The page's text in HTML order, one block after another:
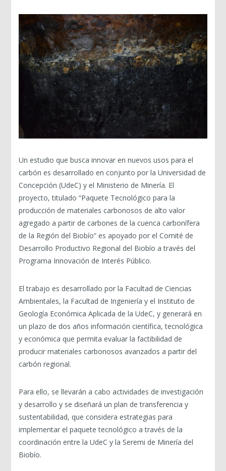
Un estudio que busca innovar en nuevos usos para el
carbón es desarrollado en conjunto por la Universidad de
Concepción (UdeC) y el Ministerio de Minería. El
proyecto, titulado “Paquete Tecnológico para la
producción de materiales carbonosos de alto valor
agregado a partir de carbones de la cuenca carbonífera
de la Región del Biobío” es apoyado por el Comité de
Desarrollo Productivo Regional del Biobío a través del
Programa Innovación de Interés Público.
El trabajo es desarrollado por la Facultad de Ciencias
Ambientales, la Facultad de Ingeniería y el Instituto de
Geología Económica Aplicada de la UdeC, y generará en
un plazo de dos años información científica, tecnológica
y económica que permita evaluar la factibilidad de
producir materiales carbonosos avanzados a partir del
carbón regional.
Para ello, se llevarán a cabo actividades de investigación
y desarrollo y se diseñará un plan de transferencia y
sustentabilidad, que considera estrategias para
implementar el paquete tecnológico a través de la
coordinación entre la UdeC y la Seremi de Minería del
Biobío.